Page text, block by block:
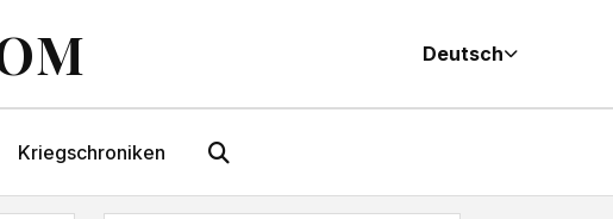
Deutsch
Kriegschroniken